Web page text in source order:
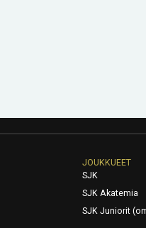
JOUKKUEET
SJK
SJK Akatemia
SJK Juniorit